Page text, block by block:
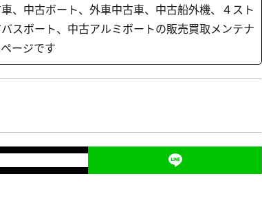
、中古ボート、外車中古車、中古船外機、４スト
スボート、中古アルミボートの販売買取メンテナ
ージです